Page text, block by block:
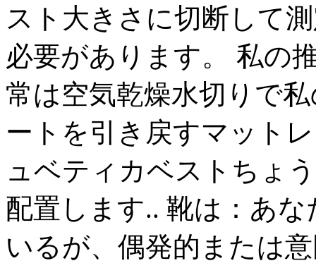
スト大きさに切断して
必要があります。 私の
常は空気乾燥水切りで
ートを引き戻すマット
ュベティカベストちょ
配置します.. 靴は：あ
いるが、偶発的または